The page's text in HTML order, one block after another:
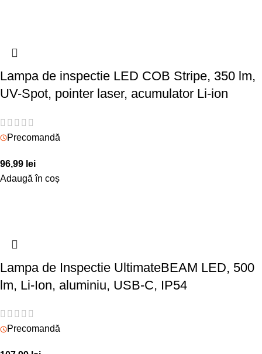
Lampa de inspectie LED COB Stripe, 350 lm,
UV-Spot, pointer laser, acumulator Li-ion
Precomandă
96,99 lei
Adaugă în coș
Lampa de Inspectie UltimateBEAM LED, 500
lm, Li-Ion, aluminiu, USB-C, IP54
Precomandă